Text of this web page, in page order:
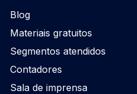
Blog
Materiais gratuitos
Segmentos atendidos
Contadores
Sala de imprensa